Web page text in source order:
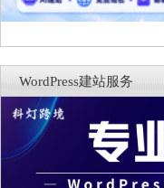
WordPress建站服务